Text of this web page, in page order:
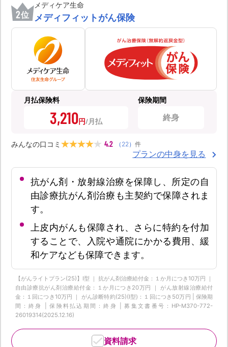
2位
メディケア生命
メディフィットがん保険
月払保険料
3,210円
保険期間
終身
みんなの口コミ 4.2 （ 22） 件
プランの中身を見る
抗がん剤・放射線治療を保障し、所定の自
由診療抗がん剤治療も主契約で保障されま
す。
上皮内がんも保障され、さらに特約を付加
することで、入院や通院にかかる費用、緩
和ケアなども保障できます。
【がんライトプラン(25)】I型 ｜ 抗がん剤治療給付金：１か月につき10万円 ｜
自由診療抗がん剤治療給付金：１か月につき20万円 ｜ がん放射線治療給付
金：１回につき10万円 ｜ がん診断特約(25)(Ⅰ型)：１回につき50万円 | 保険期
間：終身 | 保険料払込期間：終身 | 募集文書番号：HP-M370-772-
26019314(2025.12.16)
資料請求